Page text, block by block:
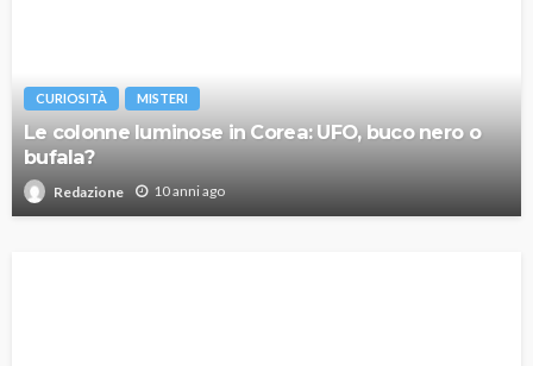
CURIOSITÀ MISTERI
Le colonne luminose in Corea: UFO, buco nero o
bufala?
Redazione 10 anni ago